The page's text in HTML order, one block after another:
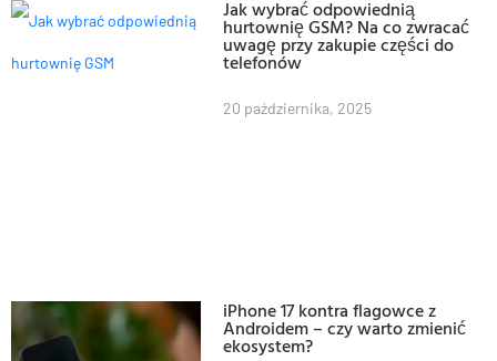
Jak wybrać odpowiednią
hurtownię GSM? Na co zwracać
uwagę przy zakupie części do
telefonów
20 października, 2025
iPhone 17 kontra flagowce z
Androidem – czy warto zmienić
ekosystem?